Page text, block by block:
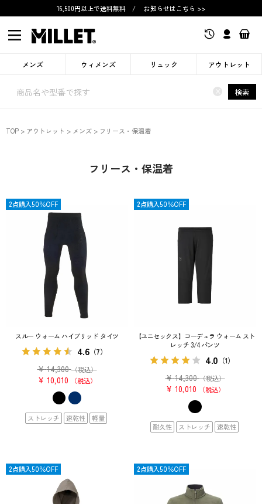
16,500円以上で送料無料 / お知らせはこちら >>
メンズ ウィメンズ リュック アウトレット
× 検索
TOP アウトレット メンズ フリース・保温着
フリース・保温着
スルー ウォーム ハイブリッド タイツ
4.6（7）
¥ 14,300 （税込）
¥ 10,010 税込
OUTLET
ストレッチ 速乾性 軽量
2点購入50％OFF
【ユニセックス】コーデュラ ウォーム スト
レッチ 3/4 パンツ
4.0 （1）
¥ 14,300 （税込）
¥ 10,010 税込
OUTLET
耐久性 ストレッチ 速乾性
2点購入50％OFF
OUTLET
2点購入50％OFF OUTLET
2点購入50％OFF